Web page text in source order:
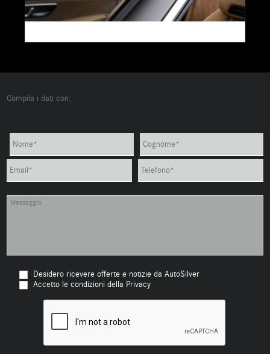
Compila i dati con:
Desidero ricevere offerte e notizie da AutoSilver
Accetto le condizioni della Privacy